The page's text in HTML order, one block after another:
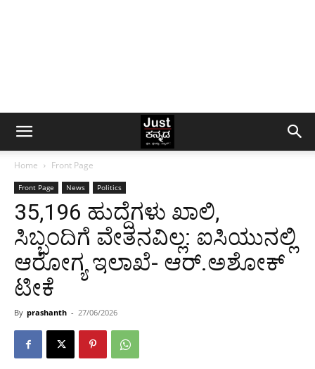
Home Front Page
Front Page News Politics
35,196 ಹುದ್ದೆಗಳು ಖಾಲಿ,
ಸಿಬ್ಬಂದಿಗೆ ವೇತನವಿಲ್ಲ: ಐಸಿಯುನಲ್ಲಿ
ಆರೋಗ್ಯ ಇಲಾಖೆ- ಆರ್.ಅಶೋಕ್
ಟೀಕೆ
By prashanth - 27/06/2026